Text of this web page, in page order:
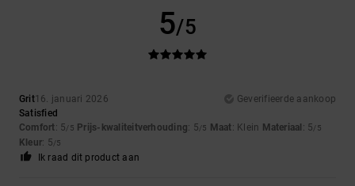
5/5
Grit16. januari 2026
Geverifieerde aankoop
Satisfied
Comfort: 5/5 Prijs-kwaliteitverhouding: 5/5 Maat: Klein Materiaal : 5/5
Kleur: 5/5
Ik raad dit product aan